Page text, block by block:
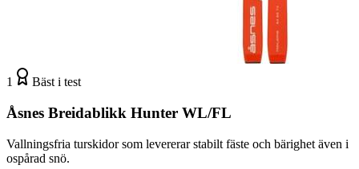
1 Bäst i test
Åsnes Breidablikk Hunter WL/FL
Vallningsfria turskidor som levererar stabilt fäste och bärighet även i
ospårad snö.